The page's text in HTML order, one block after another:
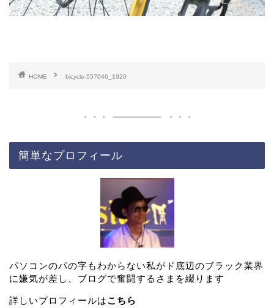
HOME bicycle-557046_1920
簡単なプロフィール
パソコンのパの字もわからない私がド底辺のブラック業界
に嫌気が差し、ブログで奮闘するさまを綴ります
詳しいプロフィールはこちら